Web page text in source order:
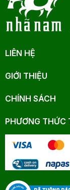
LIÊN HỆ
GIỚI THIỆU
CHÍNH SÁCH
PHƯƠNG THỨC